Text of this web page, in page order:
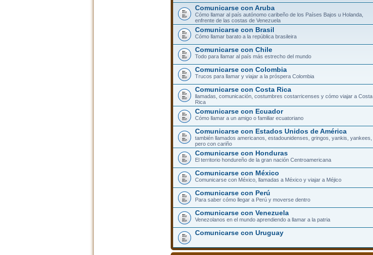
Comunicarse con Aruba
Cómo llamar al país autónomo caribeño de los Países Bajos u Holanda,
enfrente de las costas de Venezuela
Comunicarse con Brasil
Cómo llamar barato a la república brasileira
Comunicarse con Chile
Todo para llamar al país más estrecho del mundo
Comunicarse con Colombia
Trucos para llamar y viajar a la próspera Colombia
Comunicarse con Costa Rica
llamadas, comunicación, costumbres costarricenses y cómo viajar a Costa
Rica
Comunicarse con Ecuador
Cómo llamar a un amigo o familiar ecuatoriano
Comunicarse con Estados Unidos de América
también llamados americanos, estadounidenses, gringos, yankis, yankees,
pero con cariño
Comunicarse con Honduras
El territorio hondureño de la gran nación Centroamericana
Comunicarse con México
Comunicarse con México, llamadas a México y viajar a Méjico
Comunicarse con Perú
Para saber cómo llegar a Perú y moverse dentro
Comunicarse con Venezuela
Venezolanos en el mundo aprendiendo a llamar a la patria
Comunicarse con Uruguay